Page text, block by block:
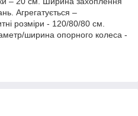
Агрегатується –
розміри - 120/80/80 см.
ширина опорного колеса -